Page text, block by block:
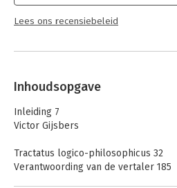
Lees ons recensiebeleid
Inhoudsopgave
Inleiding 7
Victor Gijsbers
Tractatus logico-philosophicus 32
Verantwoording van de vertaler 185